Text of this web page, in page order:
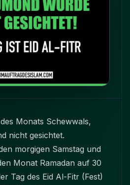
Monats Schewwals,
nicht gesichtet.
morgigen Samstag und
Monat Ramadan auf 30
Tag des Eid Al-Fitr (Fest)